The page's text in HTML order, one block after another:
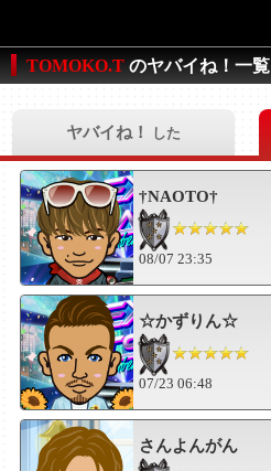
TOMOKO.T のヤバイね！一覧
ヤバイね！ した
†NAOTO†
08/07 23:35
☆かずりん☆
07/23 06:48
さんよんがん